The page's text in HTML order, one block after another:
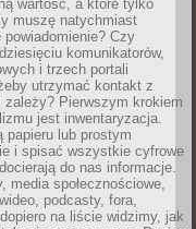
wartość, a które tylko
muszę natychmiast
Czy
komunikatorów,
i trzech portali
utrzymać kontakt z
zależy? Pierwszym krokiem
jest inwentaryzacja.
papieru lub prostym
i spisać wszystkie cyfrowe
do nas informacje.
media społecznościowe,
podcasty, fora,
na liście widzimy, jak